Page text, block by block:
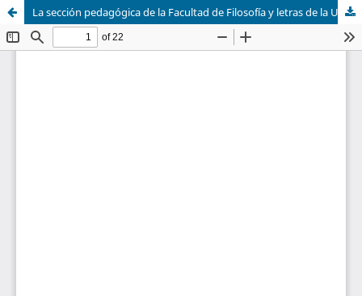
La sección pedagógica de la Facultad de Filosofía y letras de la Universidad Central